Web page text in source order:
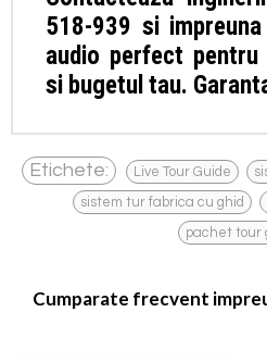
518-939 si
audio perfect
si bugetul tau.
Etichete: Live Tour Guide
sistem tur fabrica cu ghid ,
pachet tour
Cumparate frecvent